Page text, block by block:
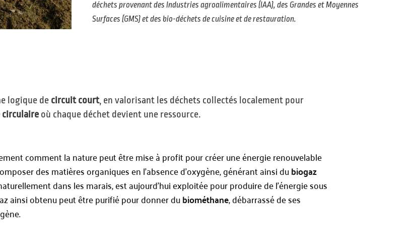
déchets provenant des Industries agroalimentaires (IAA), des Grandes et Moyennes
Surfaces (GMS) et des bio-déchets de cuisine et de restauration.
logique de circuit court, en valorisant les déchets collectés localement pour
circulaire où chaque déchet devient une ressource.
comment la nature peut être mise à profit pour créer une énergie renouvelable
des matières organiques en l’absence d’oxygène, générant ainsi dubiogaz
dans les marais, est aujourd’hui exploitée pour produire de l’énergie sous
ainsi obtenu peut être purifié pour donner dubiométhane, débarrassé de ses